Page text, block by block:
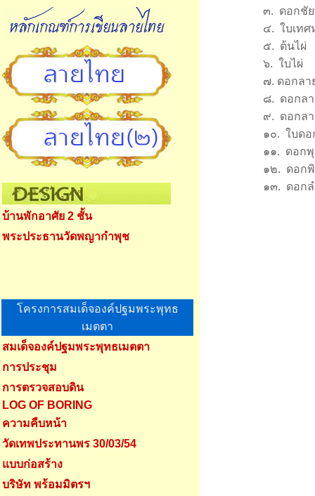
บ้านพักอาศัย 2 ชั้น
พระประธานวัดพญากำพุช
โครงการสมเด็จองค์ปฐมพระพุทธ
เมตตา
สมเด็จองค์ปฐมพระพุทธเมตตา
การประชุม
การตรวจสอบดิน
LOG OF BORING
ความคืบหน้า
วัดเทพประทานพร 30/03/54
แบบก่อสร้าง
บริษัท พร้อมมิตรฯ
๓. ดอกชัย
๔. ใบเทศหรื
๕. ต้นไผ่
๖. ใบไผ่
๗. ดอกลาย
๘. ดอกลาย
๙. ดอกลายที่
๑๐. ใบดอก
๑๑. ดอกพุ
๑๒. ดอกพิ
๑๓. ดอกล